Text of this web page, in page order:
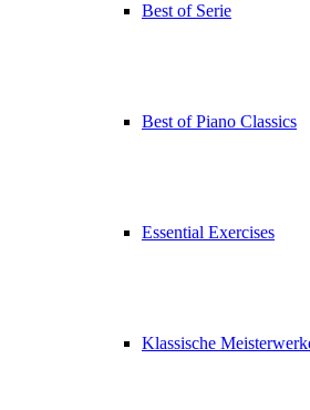
Best of Serie
Best of Piano Classics
Essential Exercises
Klassische